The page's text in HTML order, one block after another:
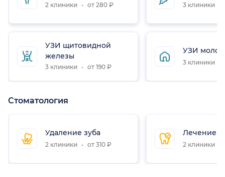
2 клиники от 280 ₽
УЗИ щитовидной
железы
3 клиники от 190 ₽
3 клиники
УЗИ
3 клиники
Стоматология
Удаление зуба
2 клиники от 310 ₽
Лечение
2 клиники